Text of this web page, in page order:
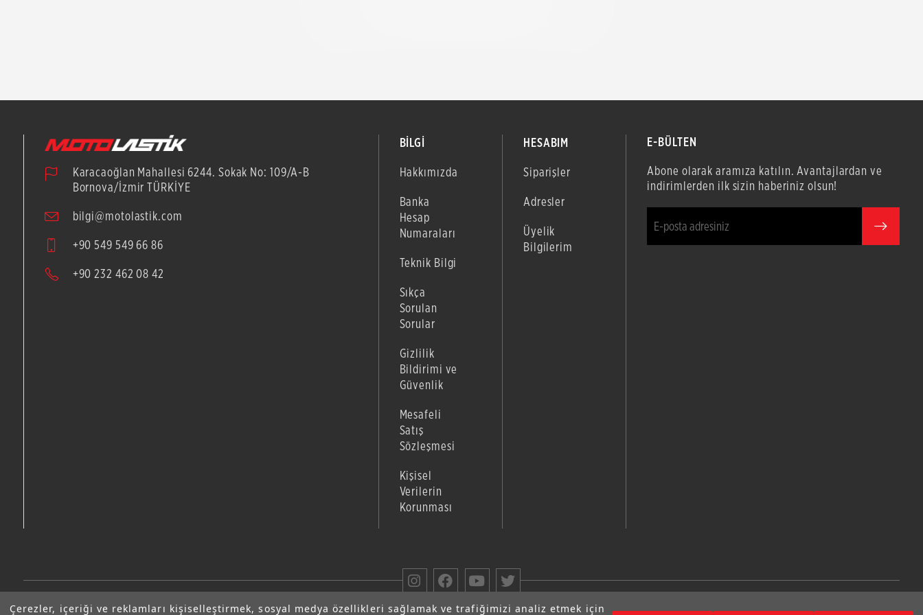
Çerezler, içeriği ve reklamları kişiselleştirmek, sosyal medya özellikleri sağlamak ve trafiğimizi analiz etmek için
Karacaoğlan Mahallesi 6244. Sokak No: 109/A-B
Bornova/İzmir TÜRKİYE
bilgi@motolastik.com
+90 549 549 66 86
+90 232 462 08 42
BİLGİ
Hakkımızda
Banka
Hesap
Numaraları
Teknik Bilgi
Sıkça
Sorulan
Sorular
Gizlilik
Bildirimi ve
Güvenlik
Mesafeli
Satış
Sözleşmesi
Kişisel
Verilerin
Korunması
HESABIM
Siparişler
Adresler
Üyelik
Bilgilerim
E-BÜLTEN
Abone olarak aramıza katılın. Avantajlardan ve
indirimlerden ilk sizin haberiniz olsun!